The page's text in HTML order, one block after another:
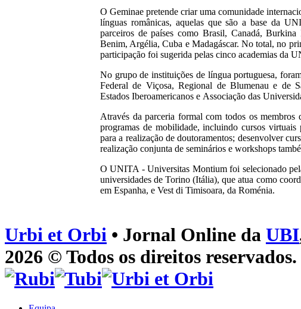
O Geminae pretende criar uma comunidade
línguas românicas, aquelas que são a base da
parceiros de países como Brasil, Canadá,
Benim, Argélia, Cuba e Madagáscar. No total, no
participação foi sugerida pelas cinco academias da
No grupo de instituições de língua portuguesa,
Federal de Viçosa, Regional de Blumenau e de
Estados Iberoamericanos e Associação das
Através da parceria formal com todos os
programas de mobilidade, incluindo cursos
para a realização de doutoramentos; desenvolver
realização conjunta de seminários e workshops
O UNITA - Universitas Montium foi selecionado
universidades de Torino (Itália), que atua como
em Espanha, e Vest di Timisoara, da Roménia.
Urbi et Orbi • Jornal Online da UBI
2026 © Todos os direitos reservados.